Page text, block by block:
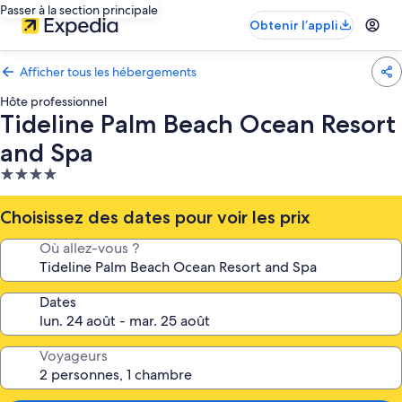
Passer à la section principale
Obtenir l’appli
Afficher tous les hébergements
Hôte professionnel
Tideline Palm Beach Ocean Resort
and Spa
Hébergement
4.0 étoiles
Choisissez des dates pour voir les prix
Où allez-vous ?
Dates
Voyageurs